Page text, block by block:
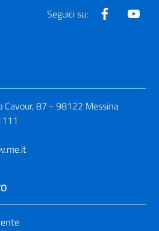
Seguici su: Facebook
Cavour, 87 - 98122 Messina